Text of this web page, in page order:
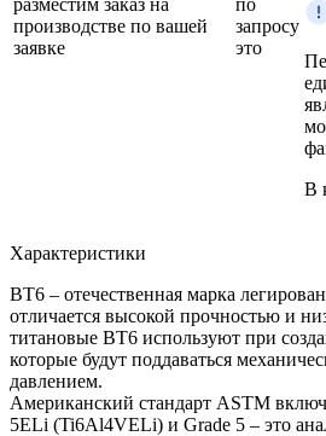
производстве по вашей
заявке
запросу
это
В
Характеристики
ВТ6 – отечественная марка
отличается высокой прочностью и
титановые ВТ6 используют при
которые будут поддаваться
давлением.
Американский стандарт ASTM
5ELi (Ti6Al4VELi) и Grade 5 – это